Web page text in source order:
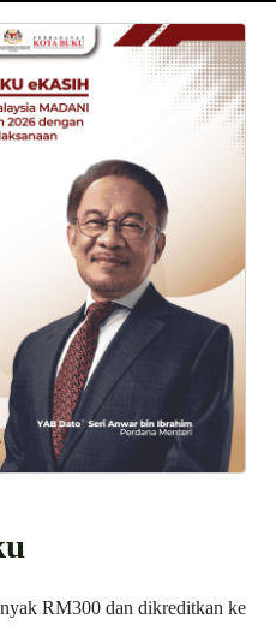
RM300 dan dikreditkan ke